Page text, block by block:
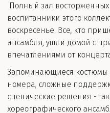
Полный зал
воспитанники этого
воскресенье. Все, кто
ансамбля, ушли домой с
впечатлениями от
Запоминающиеся костюмы
номера, сложные
сценические решения -
хореографического